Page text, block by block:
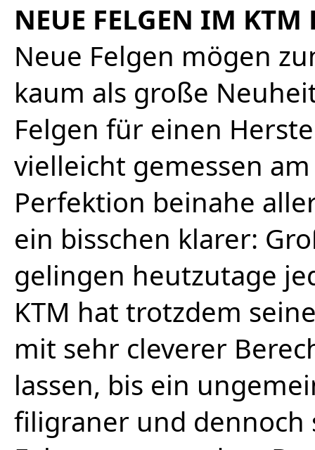
NEUE FELGEN IM KTM
Neue Felgen mögen
kaum als große
Felgen für einen
vielleicht gemessen
Perfektion beinahe
ein bisschen klarer:
gelingen heutzutage
KTM hat trotzdem
mit sehr cleverer
lassen, bis ein
filigraner und